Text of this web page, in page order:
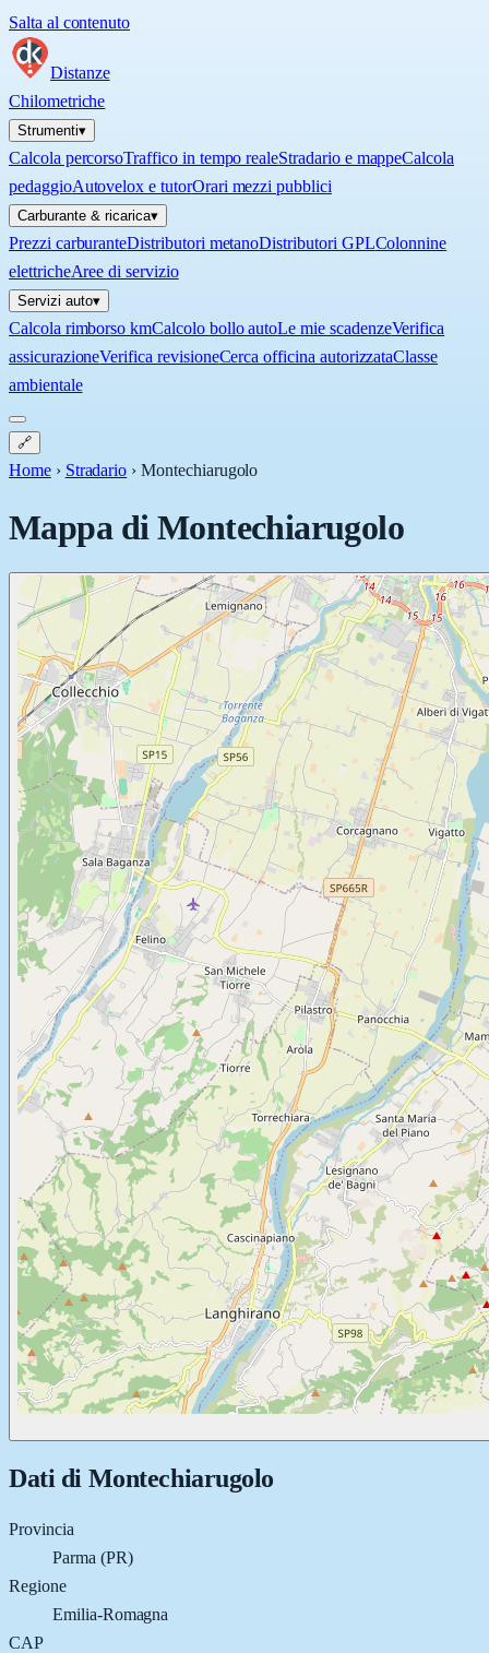
Salta al contenuto
Distanze
Chilometriche
Strumenti▾
Calcola percorsoTraffico in tempo realeStradario e mappeCalcola
pedaggioAutovelox e tutorOrari mezzi pubblici
Carburante & ricarica▾
Prezzi carburanteDistributori metanoDistributori GPLColonnine
elettricheAree di servizio
Servizi auto▾
Calcola rimborso kmCalcolo bollo autoLe mie scadenzeVerifica
assicurazioneVerifica revisioneCerca officina autorizzataClasse
ambientale
🔗
Home › Stradario ›Montechiarugolo
Mappa diMontechiarugolo
Dati di Montechiarugolo
Provincia
Parma (PR)
Regione
Emilia-Romagna
CAP